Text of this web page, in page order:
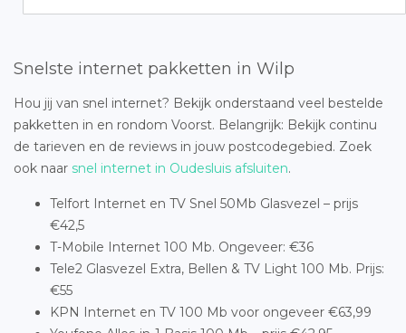
Snelste internet pakketten in Wilp
Hou jij van snel internet? Bekijk onderstaand veel bestelde
pakketten in en rondom Voorst. Belangrijk: Bekijk continu
de tarieven en de reviews in jouw postcodegebied. Zoek
ook naar snel internet in Oudesluis afsluiten.
Telfort Internet en TV Snel 50Mb Glasvezel – prijs
€42,5
T-Mobile Internet 100 Mb. Ongeveer: €36
Tele2 Glasvezel Extra, Bellen & TV Light 100 Mb. Prijs:
€55
KPN Internet en TV 100 Mb voor ongeveer €63,99